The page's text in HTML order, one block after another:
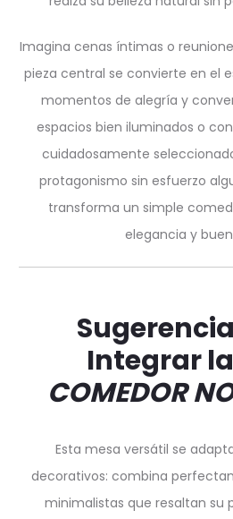
Imagina cenas íntimas o
pieza central se convierte en el
momentos de alegría y
espacios bien iluminados o
cuidadosamente
protagonismo sin esfuerzo
transforma un simple
elegancia y
Integrar la
COMEDOR
Esta mesa versátil se
decorativos: combina
minimalistas que resaltan su